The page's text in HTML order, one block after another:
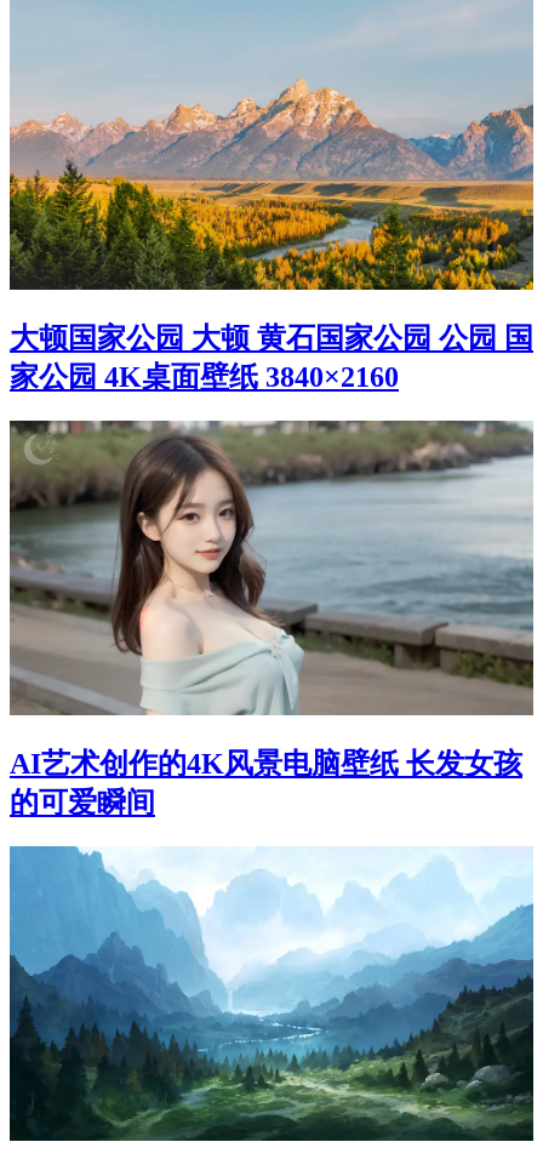
大顿国家公园 大顿 黄石国家公园 公园 国
家公园 4K桌面壁纸 3840×2160
AI艺术创作的4K风景电脑壁纸 长发女孩
的可爱瞬间